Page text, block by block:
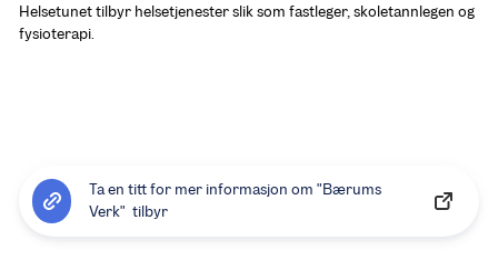
Helsetunet tilbyr helsetjenester slik som fastleger, skoletannlegen og
fysioterapi.
Ta en titt for mer informasjon om "Bærums
Verk" tilbyr